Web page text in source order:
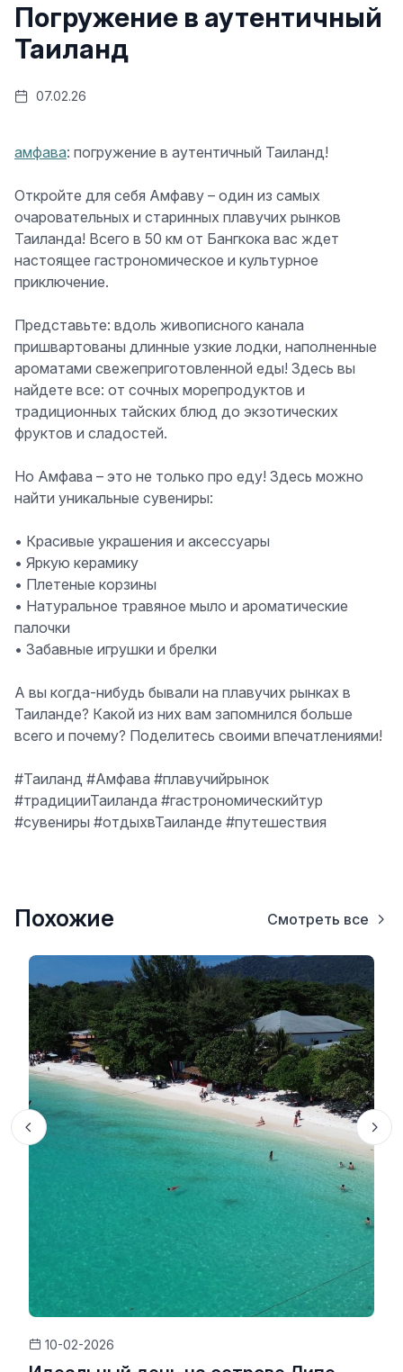
Погружение в аутентичный
Таиланд
07.02.26
амфава: погружение в аутентичный Таиланд!
Откройте для себя Амфаву – один из самых
очаровательных и старинных плавучих рынков
Таиланда! Всего в 50 км от Бангкока вас ждет
настоящее гастрономическое и культурное
приключение.
Представьте: вдоль живописного канала
пришвартованы длинные узкие лодки, наполненные
ароматами свежеприготовленной еды! Здесь вы
найдете все: от сочных морепродуктов и
традиционных тайских блюд до экзотических
фруктов и сладостей.
Но Амфава – это не только про еду! Здесь можно
найти уникальные сувениры:
• Красивые украшения и аксессуары
• Яркую керамику
• Плетеные корзины
• Натуральное травяное мыло и ароматические
палочки
• Забавные игрушки и брелки
А вы когда-нибудь бывали на плавучих рынках в
Таиланде? Какой из них вам запомнился больше
всего и почему? Поделитесь своими впечатлениями!
#Таиланд #Амфава #плавучийрынок
#традицииТаиланда #гастрономическийтур
#сувениры #отдыхвТаиланде #путешествия
Похожие Смотреть все
10-02-2026